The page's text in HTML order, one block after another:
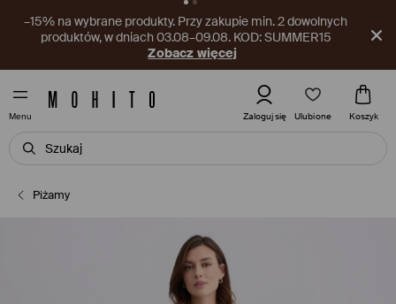
–15 PLN na produkty nieprzecenione. Przy zakupach za min.
150 PLN, w dniach 03.08–09.08.
Pobierz aplikację
Menu Zaloguj się Ulubione Koszyk
Piżamy